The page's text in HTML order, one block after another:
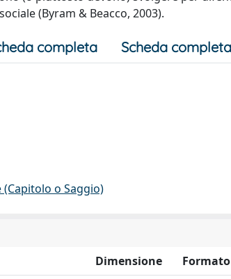
(Byram & Beacco, 2003).
completa Scheda
o Saggio)
Dimensione
Formato